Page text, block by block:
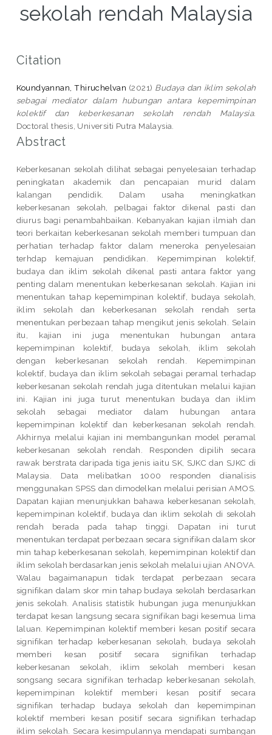
sekolah rendah Malaysia
Citation
Koundyannan, Thiruchelvan (2021) Budaya dan iklim sekolah
sebagai mediator dalam hubungan antara kepemimpinan
kolektif dan keberkesanan sekolah rendah Malaysia.
Doctoral thesis, Universiti Putra Malaysia.
Abstract
Keberkesanan sekolah dilihat sebagai penyelesaian terhadap
peningkatan akademik dan pencapaian murid dalam
kalangan pendidik. Dalam usaha meningkatkan
keberkesanan sekolah, pelbagai faktor dikenal pasti dan
diurus bagi penambahbaikan. Kebanyakan kajian ilmiah dan
teori berkaitan keberkesanan sekolah memberi tumpuan dan
perhatian terhadap faktor dalam meneroka penyelesaian
terhdap kemajuan pendidikan. Kepemimpinan kolektif,
budaya dan iklim sekolah dikenal pasti antara faktor yang
penting dalam menentukan keberkesanan sekolah. Kajian ini
menentukan tahap kepemimpinan kolektif, budaya sekolah,
iklim sekolah dan keberkesanan sekolah rendah serta
menentukan perbezaan tahap mengikut jenis sekolah. Selain
itu, kajian ini juga menentukan hubungan antara
kepemimpinan kolektif, budaya sekolah, iklim sekolah
dengan keberkesanan sekolah rendah. Kepemimpinan
kolektif, budaya dan iklim sekolah sebagai peramal terhadap
keberkesanan sekolah rendah juga ditentukan melalui kajian
ini. Kajian ini juga turut menentukan budaya dan iklim
sekolah sebagai mediator dalam hubungan antara
kepemimpinan kolektif dan keberkesanan sekolah rendah.
Akhirnya melalui kajian ini membangunkan model peramal
keberkesanan sekolah rendah. Responden dipilih secara
rawak berstrata daripada tiga jenis iaitu SK, SJKC dan SJKC di
Malaysia. Data melibatkan 1000 responden dianalisis
menggunakan SPSS dan dimodelkan melalui perisian AMOS.
Dapatan kajian menunjukkan bahawa keberkesanan sekolah,
kepemimpinan kolektif, budaya dan iklim sekolah di sekolah
rendah berada pada tahap tinggi. Dapatan ini turut
menentukan terdapat perbezaan secara signifikan dalam skor
min tahap keberkesanan sekolah, kepemimpinan kolektif dan
iklim sekolah berdasarkan jenis sekolah melalui ujian ANOVA.
Walau bagaimanapun tidak terdapat perbezaan secara
signifikan dalam skor min tahap budaya sekolah berdasarkan
jenis sekolah. Analisis statistik hubungan juga menunjukkan
terdapat kesan langsung secara signifikan bagi kesemua lima
laluan. Kepemimpinan kolektif memberi kesan positif secara
signifikan terhadap keberkesanan sekolah, budaya sekolah
memberi kesan positif secara signifikan terhadap
keberkesanan sekolah, iklim sekolah memberi kesan
songsang secara signifikan terhadap keberkesanan sekolah,
kepemimpinan kolektif memberi kesan positif secara
signifikan terhadap budaya sekolah dan kepemimpinan
kolektif memberi kesan positif secara signifikan terhadap
iklim sekolah. Secara kesimpulannya mendapati sumbangan